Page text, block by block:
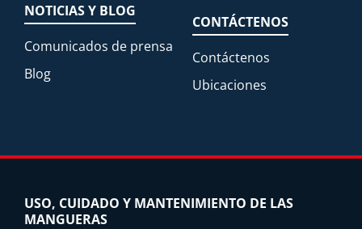
NOTICIAS Y BLOG
Comunicados de prensa
Blog
CONTÁCTENOS
Contáctenos
Ubicaciones
USO, CUIDADO Y MANTENIMIENTO DE LAS
MANGUERAS